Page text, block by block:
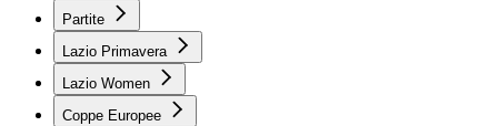
Partite
Lazio Primavera
Lazio Women
Coppe Europee